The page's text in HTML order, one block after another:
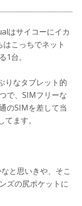
はサイコーにイカ
こっちでネット
1台。
りなタブレット的
で、SIMフリーな
のSIMを差して当
ます。
と思いきや、そこ
ズの尻ポケットに